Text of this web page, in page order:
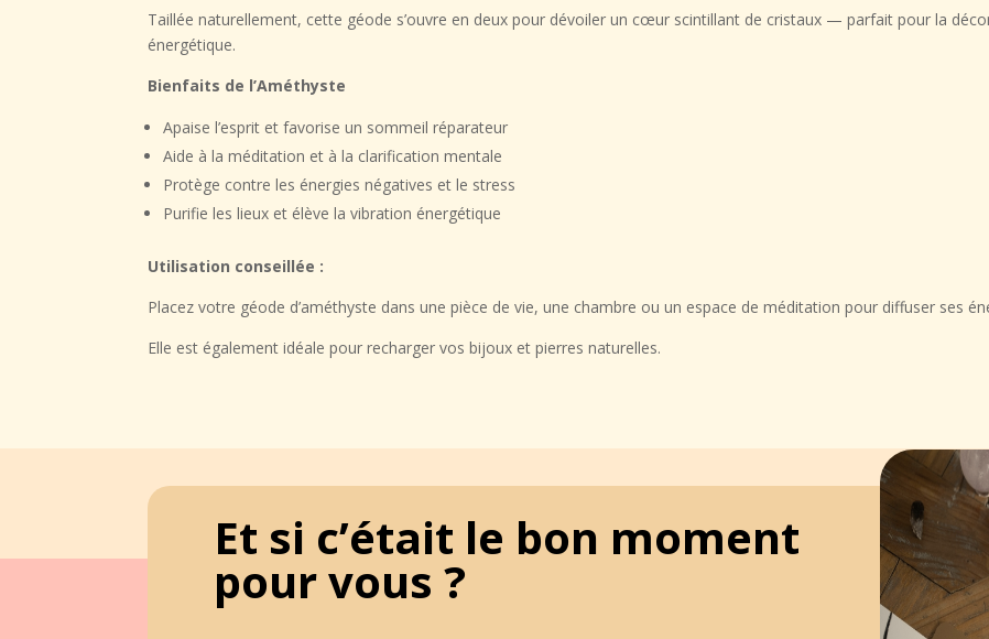
Taillée naturellement, cette géode s’ouvre en deux pour dévoiler un cœur scintillant de cristaux — parfait pour la
énergétique.
Bienfaits de l’Améthyste
Apaise l’esprit et favorise un sommeil réparateur
Aide à laméditation et à la clarification mentale
Protège contre les énergies négatives et le stress
Purifie les lieux et élève la vibration énergétique
Utilisation conseillée :
Placez votre géode d’améthyste dans une pièce de vie, une chambre ou un espace de méditation pour diffuser ses
Elle est également idéale pourrecharger vos bijoux et pierres naturelles.
Et si c’était le bon moment
pour vous ?